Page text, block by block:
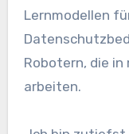
Lernmodellen
Robotern, die in
arbeiten.